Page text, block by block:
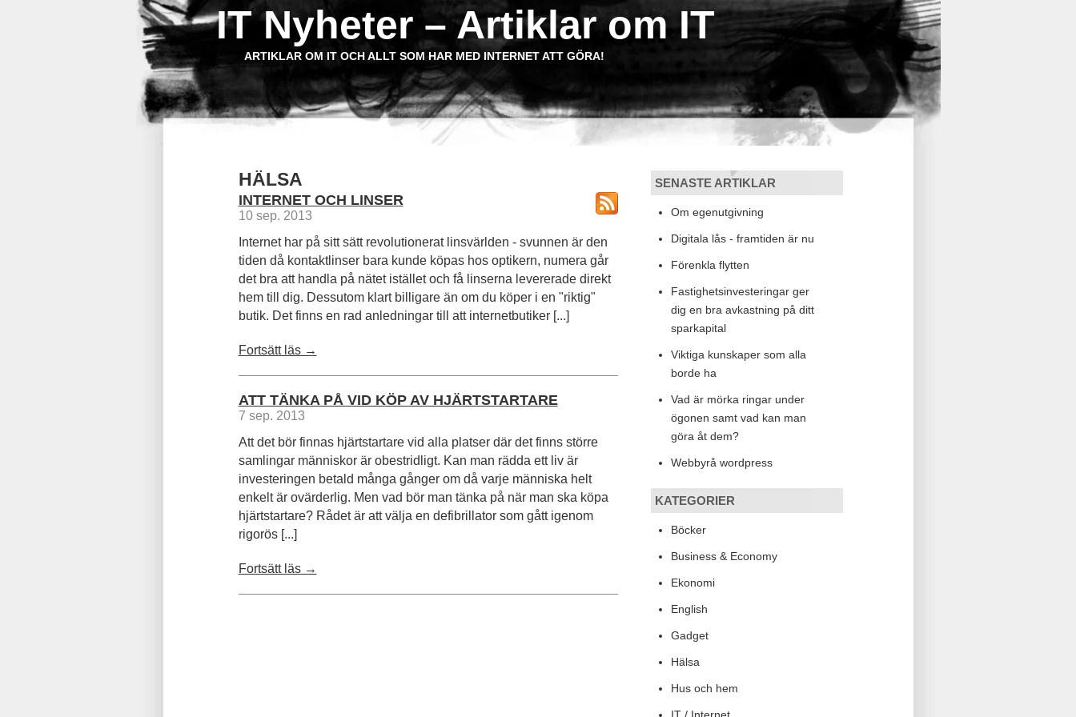
IT Nyheter – Artiklar om IT
ARTIKLAR OM IT OCH ALLT SOM HAR MED INTERNET ATT GÖRA!
HÄLSA
INTERNET OCH LINSER
10 sep. 2013
Internet har på sitt sätt revolutionerat linsvärlden - svunnen är den
tiden då kontaktlinser bara kunde köpas hos optikern, numera går
det bra att handla på nätet istället och få linserna levererade direkt
hem till dig. Dessutom klart billigare än om du köper i en "riktig"
butik. Det finns en rad anledningar till att internetbutiker [...]
Fortsätt läs →
ATT TÄNKA PÅ VID KÖP AV HJÄRTSTARTARE
7 sep. 2013
Att det bör finnas hjärtstartare vid alla platser där det finns större
samlingar människor är obestridligt. Kan man rädda ett liv är
investeringen betald många gånger om då varje människa helt
enkelt är ovärderlig. Men vad bör man tänka på när man ska köpa
hjärtstartare? Rådet är att välja en defibrillator som gått igenom
rigorös [...]
Fortsätt läs →
SENASTE ARTIKLAR
Om egenutgivning
Digitala lås - framtiden är nu
Förenkla flytten
Fastighetsinvesteringar ger
dig en bra avkastning på ditt
sparkapital
Viktiga kunskaper som alla
borde ha
Vad är mörka ringar under
ögonen samt vad kan man
göra åt dem?
Webbyrå wordpress
KATEGORIER
Böcker
Business & Economy
Ekonomi
English
Gadget
Hälsa
Hus och hem